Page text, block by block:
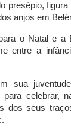
presépio,
anjos em
o Natal e a
entre a
sua
celebrar,
dos seus